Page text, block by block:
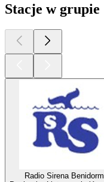
Stacje w grupie
Radio Sirena Benidorm